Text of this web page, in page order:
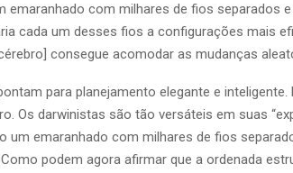
emaranhado com milhares de fios
cada um desses fios a configurações mais
consegue acomodar as mudanças
para planejamento elegante e
. Os darwinistas são tão versáteis em suas
um emaranhado com milhares de fios
podem agora afirmar que a ordenada